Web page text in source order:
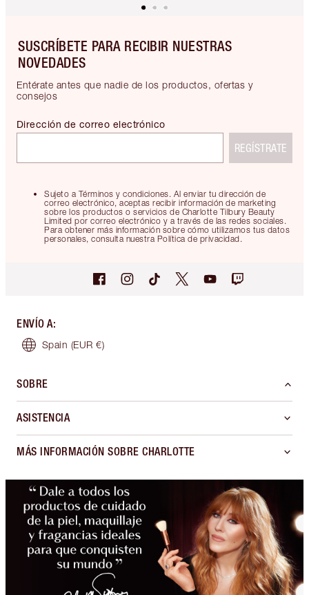
SUSCRÍBETE PARA RECIBIR NUESTRAS
NOVEDADES
Entérate antes que nadie de los productos, ofertas y
consejos
Sujeto a Términos y condiciones. Al enviar tu dirección de
correo electrónico, aceptas recibir información de marketing
sobre los productos o servicios de Charlotte Tilbury Beauty
Limited por correo electrónico y a través de las redes sociales.
Para obtener más información sobre cómo utilizamos tus datos
personales, consulta nuestra Política de privacidad.
Dirección de correo electrónico
REGÍSTRATE
ENVÍO A:
Spain (EUR €)
SOBRE
ASISTENCIA
MÁS INFORMACIÓN SOBRE CHARLOTTE